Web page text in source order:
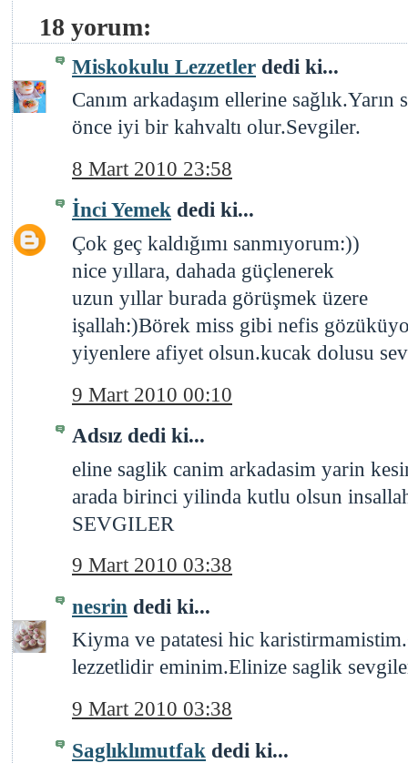
18 yorum:
Miskokulu Lezzetler dedi ki...
Canım arkadaşım ellerine sağlık.Yarın
önce iyi bir kahvaltı olur.Sevgiler.
8 Mart 2010 23:58
İnci Yemek dedi ki...
Çok geç kaldığımı sanmıyorum:))
nice yıllara, dahada güçlenerek
uzun yıllar burada görüşmek üzere
işallah:)Börek miss gibi nefis
yiyenlere afiyet olsun.kucak dolusu
9 Mart 2010 00:10
Adsız dedi ki...
eline saglik canim arkadasim yarin
arada birinci yilinda kutlu olsun
SEVGILER
9 Mart 2010 03:38
nesrin dedi ki...
Kiyma ve patatesi hic
lezzetlidir eminim.Elinize saglik
9 Mart 2010 03:38
Saglıklımutfak dedi ki...